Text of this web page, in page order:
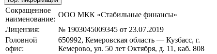
Сокращенное
наименование:
ООО МКК «Стабильные финансы»
Лицензия:
№ 1903045009345 от 23.07.2019
Головной
офис:
650992, Кемеровская область — Кузбасс, г.
Кемерово, ул. 50 лет Октября, д. 11, каб. 808